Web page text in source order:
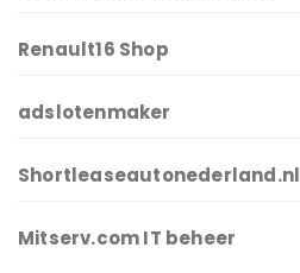
Renault16 Shop
adslotenmaker
Shortleaseautonederland.nl
Mitserv.com IT beheer